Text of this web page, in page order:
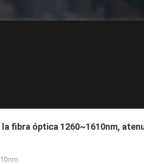
fibra óptica 1260~1610nm,